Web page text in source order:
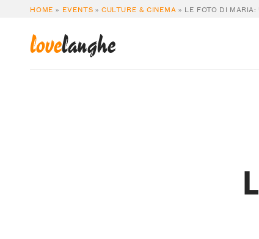
HOME » EVENTS »CULTURE & CINEMA » LE FOTO DI
lovelanghe